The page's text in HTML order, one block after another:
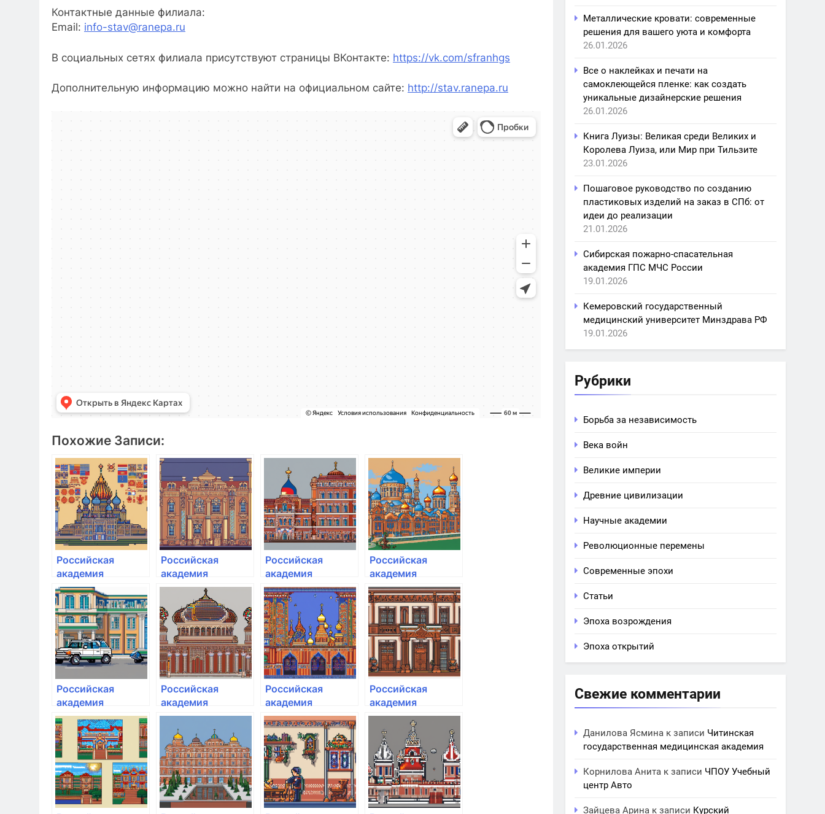
Контактные данные филиала:
Email: info-stav@ranepa.ru
В социальных сетях филиала присутствуют страницы ВКонтакте: https://vk.com/sfranhgs
Дополнительную информацию можно найти на официальном сайте: http://stav.ranepa.ru
Похожие Записи:
Российская
академия
народного
хозяйства и
государственной
службы при
Президенте РФ
Российская
академия
народного
хозяйства и
государственной
службы при
Президенте РФ
Российская
академия
народного
хозяйства и
государственной
службы при
Президенте РФ
Российская
академия
народного
хозяйства и
государственной
службы при
Президенте РФ
Российская
академия
народного
хозяйства и
государственной
службы при
Президенте РФ
Российская
академия
народного
хозяйства и
государственной
службы при
Президенте РФ
Российская
академия
народного
хозяйства и
государственной
службы при
Президенте РФ
Российская
академия
народного
хозяйства и
государственной
службы при
Президенте РФ
Металлические кровати: современные
решения для вашего уюта и комфорта
26.01.2026
Все о наклейках и печати на
самоклеющейся пленке: как создать
уникальные дизайнерские решения
26.01.2026
Книга Луизы: Великая среди Великих и
Королева Луиза, или Мир при Тильзите
23.01.2026
Пошаговое руководство по созданию
пластиковых изделий на заказ в СПб: от
идеи до реализации
21.01.2026
Сибирская пожарно-спасательная
академия ГПС МЧС России
19.01.2026
Кемеровский государственный
медицинский университет Минздрава РФ
19.01.2026
Рубрики
Борьба за независимость
Века войн
Великие империи
Древние цивилизации
Научные академии
Революционные перемены
Современные эпохи
Статьи
Эпоха возрождения
Эпоха открытий
Свежие комментарии
Данилова Ясмина к записи Читинская
государственная медицинская академия
Корнилова Анита к записи ЧПОУ Учебный
центр Авто
Зайцева Арина к записи Курский